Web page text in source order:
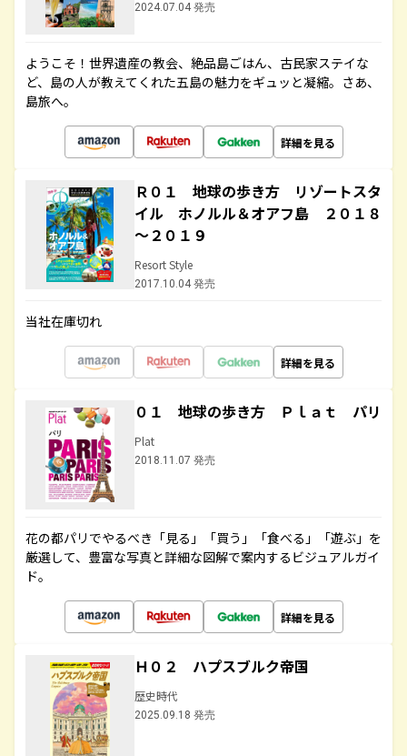
2024.07.04 発売
ようこそ！世界遺産の教会、絶品島ごはん、古民家ステイな
ど、島の人が教えてくれた五島の魅力をギュッと凝縮。さあ、
島旅へ。
詳細を見る
Ｒ０１ 地球の歩き方 リゾートスタ
イル ホノルル＆オアフ島 ２０１８
～２０１９
Resort Style
2017.10.04 発売
当社在庫切れ
詳細を見る
０１ 地球の歩き方 Ｐｌａｔ パリ
Plat
2018.11.07 発売
花の都パリでやるべき「見る」「買う」「食べる」「遊ぶ」を
厳選して、豊富な写真と詳細な図解で案内するビジュアルガイ
ド。
詳細を見る
Ｈ０２ ハプスブルク帝国
歴史時代
2025.09.18 発売